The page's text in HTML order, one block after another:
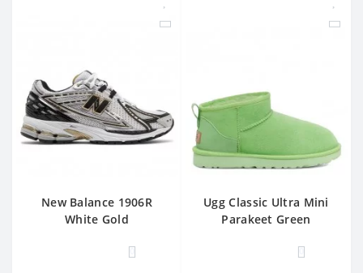
New Balance 1906R
White Gold
0
Ugg Classic Ultra Mini
Parakeet Green
0